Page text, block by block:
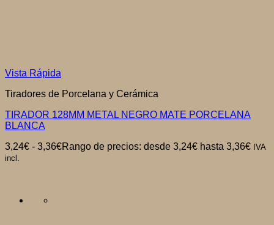
Vista Rápida
Tiradores de Porcelana y Cerámica
TIRADOR 128MM METAL NEGRO MATE PORCELANA
BLANCA
3,24€ - 3,36€Rango de precios: desde 3,24€ hasta 3,36€ IVA
incl.